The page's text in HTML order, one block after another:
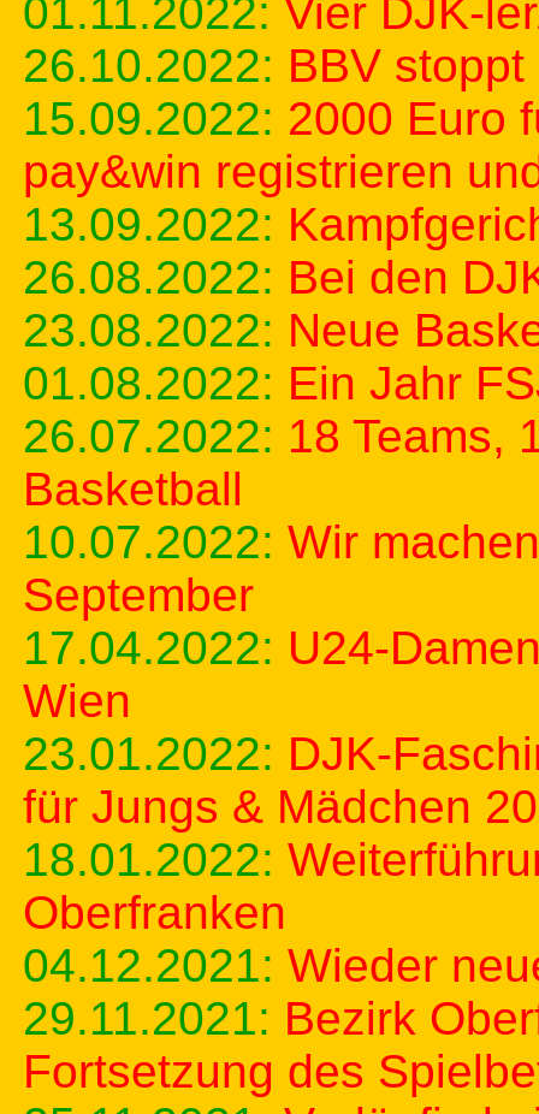
01.11.2022: Vier DJK-
26.10.2022: BBV
15.09.2022: 2000 Euro
pay&win registrieren
13.09.2022:
26.08.2022: Bei den
23.08.2022: Neue
01.08.2022: Ein Jahr
26.07.2022: 18 Teams,
Basketball
10.07.2022: Wir
September
17.04.2022: U24-
Wien
23.01.2022: DJK-
für Jungs & Mädchen
18.01.2022:
Oberfranken
04.12.2021: Wieder
29.11.2021: Bezirk
Fortsetzung des